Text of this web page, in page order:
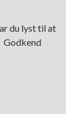
du lyst til at
Godkend